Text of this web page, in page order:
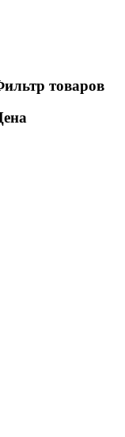
товаров